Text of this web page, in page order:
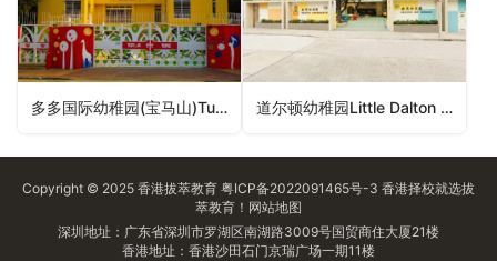
多多国际幼稚园(宝马山)Tutor Time International Kindergarten (Braemar Hill)（东区幼稚园） 道尔顿幼稚园Little Dalton Kindergarten（湾仔区幼稚园）
Copyright © 2025 香港拔萃教育 粤ICP备2022091465号-3 香港择校就选拔
萃教育！ 网站地图
深圳地址：广东省深圳市罗湖区南湖路3009号国贸商住大厦21楼
香港地址：香港沙田石门京瑞广场一期11楼